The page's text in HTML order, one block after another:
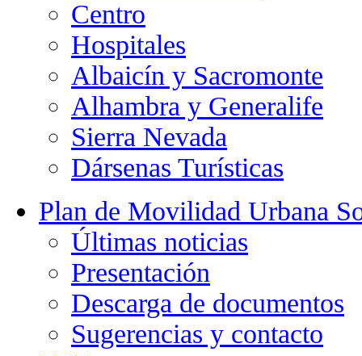
Centro
Hospitales
Albaicín y Sacromonte
Alhambra y Generalife
Sierra Nevada
Dársenas Turísticas
Plan de Movilidad Urbana
Últimas noticias
Presentación
Descarga de documentos
Sugerencias y contacto